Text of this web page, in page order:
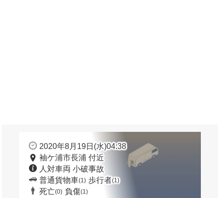
2020年8月19日(水)04:38
袖ケ浦市長浦 付近
人対車両 小破事故
普通貨物車(1) 歩行者(1)
死亡(0) 負傷(1)